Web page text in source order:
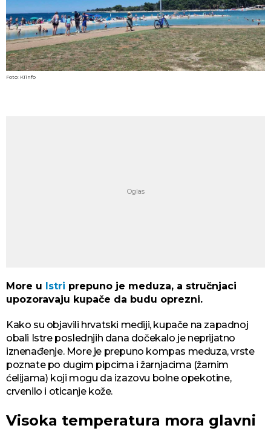
Foto: K1info
More u Istri prepuno je meduza, a stručnjaci
upozoravaju kupače da budu oprezni.
Kako su objavili hrvatski mediji, kupače na zapadnoj
obali Istre poslednjih dana dočekalo je neprijatno
iznenađenje. More je prepuno kompas meduza, vrste
poznate po dugim pipcima i žarnjacima (žarnim
ćelijama) koji mogu da izazovu bolne opekotine,
crvenilo i oticanje kože.
Visoka temperatura mora glavni